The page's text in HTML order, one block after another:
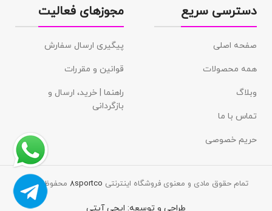
دسترسی سریع
صفحه اصلی
همه محصولات
وبلاگ
تماس با ما
حریم خصوصی
مجوزهای فعالیت
پیگیری ارسال سفارش
قوانین و مقررات
راهنما | خرید، ارسال و
بازگردانی
تمام حقوق مادی و معنوی فروشگاه اینترنتی 8sportcoمحفوظ است.
طراحی و توسعه: ایجی آیتی